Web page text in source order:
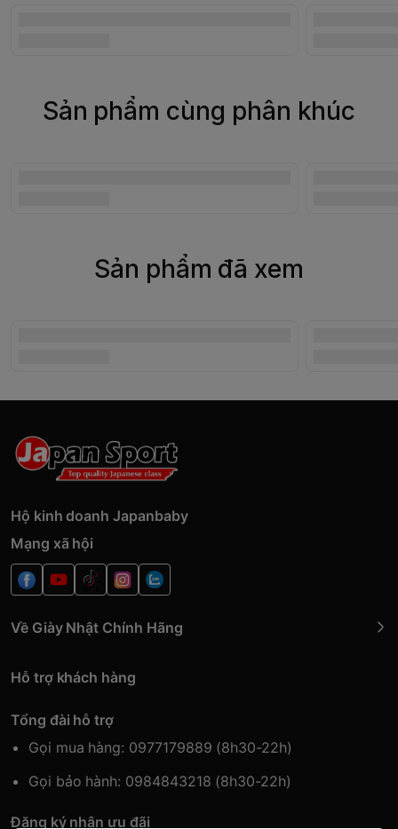
Sản phẩm cùng phân khúc
Sản phẩm đã xem
Hộ kinh doanh Japanbaby
Mạng xã hội
Về Giày Nhật Chính Hãng
Hỗ trợ khách hàng
Tổng đài hỗ trợ
Gọi mua hàng: 0977179889 (8h30-22h)
Gọi bảo hành: 0984843218 (8h30-22h)
Đăng ký nhận ưu đãi